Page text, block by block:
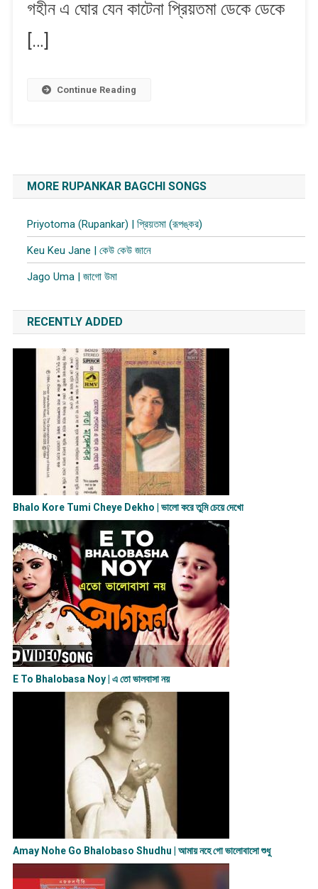
গহীন এ ঘোর যেন কাটেনা প্রিয়তমা ডেকে ডেকে
[…]
Continue Reading
MORE RUPANKAR BAGCHI SONGS
Priyotoma (Rupankar) | প্রিয়তমা (রূপঙ্কর)
Keu Keu Jane | কেউ কেউ জানে
Jago Uma | জাগো উমা
RECENTLY ADDED
Bhalo Kore Tumi Cheye Dekho | ভালো করে তুমি চেয়ে দেখো
E To Bhalobasa Noy | এ তো ভালবাসা ন​য়
Amay Nohe Go Bhalobaso Shudhu | আমায় নহে গো ভালোবাসো শুধু